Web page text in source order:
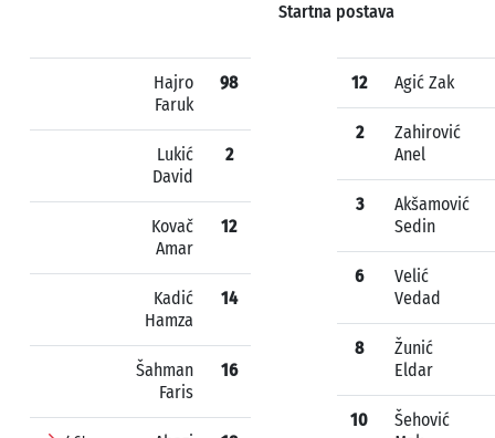
Startna postava
Hajro
Faruk
98
Lukić
David
2
Kovač
Amar
12
Kadić
Hamza
14
Šahman
Faris
16
12 Agić Zak
2
Zahirović
Anel
3
Akšamović
Sedin
6
Velić
Vedad
8
Žunić
Eldar
10
Šehović